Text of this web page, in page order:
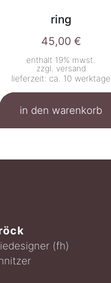
ring
45,00 €
enthält 19% mwst.
zzgl. versand
lieferzeit: ca. 10 werktage
in den warenkorb
(fh)